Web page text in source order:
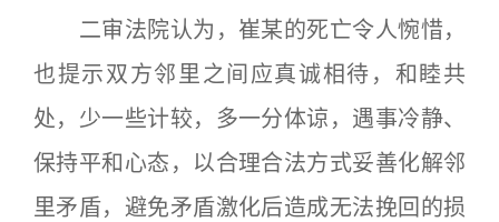
二审法院认为，崔某的死亡令人惋惜，
也提示双方邻里之间应真诚相待，和睦共
处，少一些计较，多一分体谅，遇事冷静、
保持平和心态，以合理合法方式妥善化解邻
里矛盾，避免矛盾激化后造成无法挽回的损